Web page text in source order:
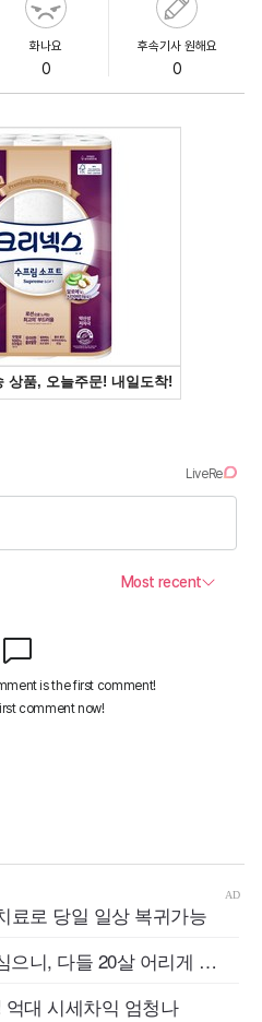
화나요
0
후속기사 원해요
0